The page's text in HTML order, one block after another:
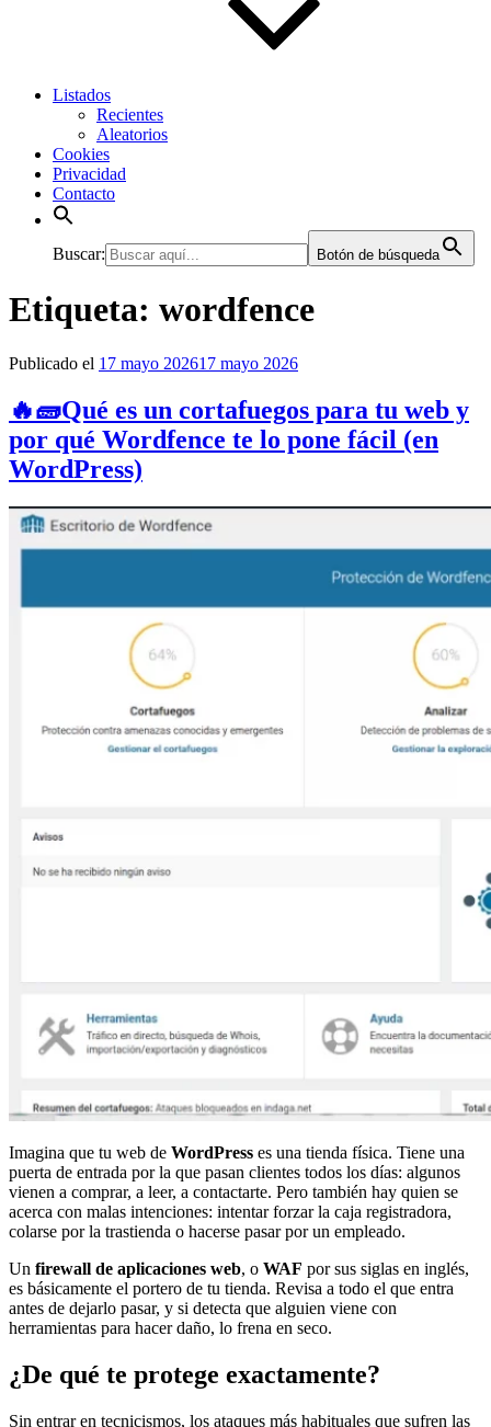
Listados
Recientes
Aleatorios
Cookies
Privacidad
Contacto
Buscar: Botón de búsqueda
Etiqueta: wordfence
Publicado el 17 mayo 202617 mayo 2026
🔥🧱Qué es un cortafuegos para tu web y
por qué Wordfence te lo pone fácil (en
WordPress)
Imagina que tu web de WordPress es una tienda física. Tiene una
puerta de entrada por la que pasan clientes todos los días: algunos
vienen a comprar, a leer, a contactarte. Pero también hay quien se
acerca con malas intenciones: intentar forzar la caja registradora,
colarse por la trastienda o hacerse pasar por un empleado.
Un firewall de aplicaciones web, o WAF por sus siglas en inglés,
es básicamente el portero de tu tienda. Revisa a todo el que entra
antes de dejarlo pasar, y si detecta que alguien viene con
herramientas para hacer daño, lo frena en seco.
¿De qué te protege exactamente?
Sin entrar en tecnicismos, los ataques más habituales que sufren las